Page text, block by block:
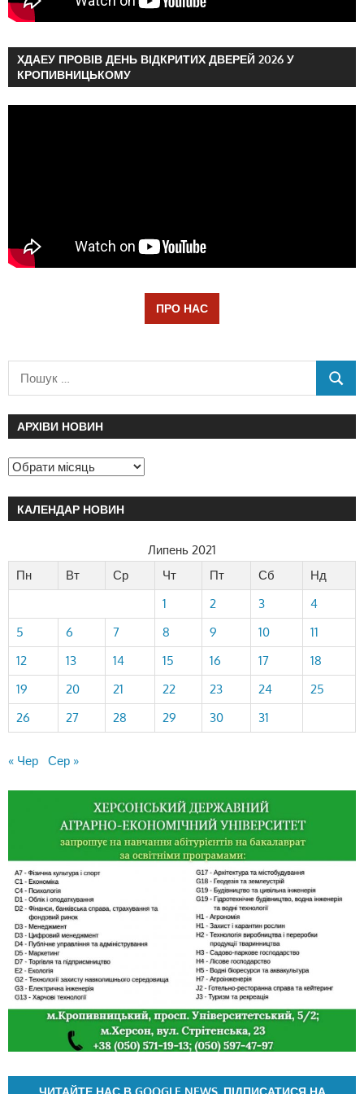
ХДАЕУ ПРОВІВ ДЕНЬ ВІДКРИТИХ ДВЕРЕЙ 2026 У
КРОПИВНИЦЬКОМУ
ПРО НАС
АРХІВИ НОВИН
КАЛЕНДАР НОВИН
Липень 2021
Пн
Вт Ср Чт Пт Сб
Нд
1
2 3
4
5
6 7 8 9 10
11
12
13 14 15 16 17
18
19
20 21 22 23 24
25
26
27 28 29 30 31
« Чер Сер »